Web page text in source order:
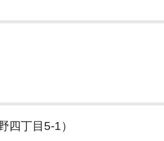
丁目5-1）